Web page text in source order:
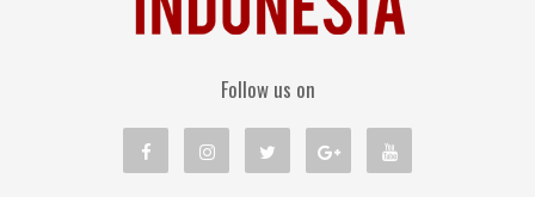
Follow us on